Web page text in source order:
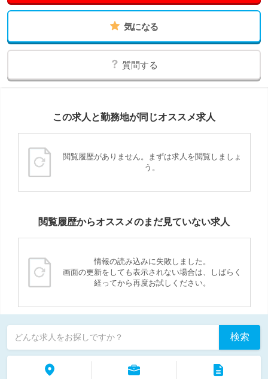
気になる
質問する
この求人と勤務地が同じオススメ求人
閲覧履歴がありません。まずは求人を閲覧しましょ
う。
閲覧履歴からオススメのまだ見ていない求人
情報の読み込みに失敗しました。
画面の更新をしても表示されない場合は、しばらく
経ってから再度お試しください。
どんな求人をお探しですか？ 検索